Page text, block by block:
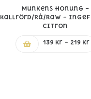
Munkens Honung –
Kallrörd/Rå/Raw –
Citron
139 kr – 219 kr